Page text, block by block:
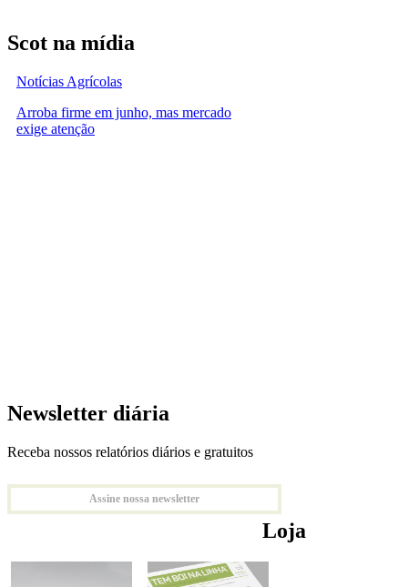
Scot na mídia
Notícias Agrícolas
Arroba firme em junho, mas mercado
exige atenção
Newsletter diária
Receba nossos relatórios diários e gratuitos
Assine nossa newsletter
Loja